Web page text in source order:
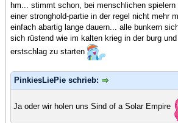
hm... stimmt schon, bei menschlichen
einer stronghold-partie in der regel nicht mehr
einfach abartig lange dauern... alle bunkern
sich rüstend wie im kalten krieg in der burg
erstschlag zu starten
PinkiesLiePie schrieb:
Ja oder wir holen uns Sind of a Solar Empire